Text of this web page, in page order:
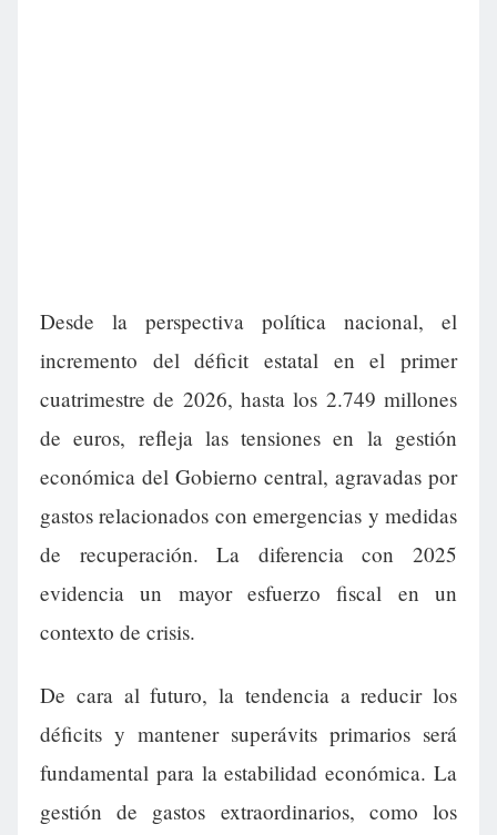
Desde la perspectiva política nacional, el
incremento del déficit estatal en el primer
cuatrimestre de 2026, hasta los 2.749 millones
de euros, refleja las tensiones en la gestión
económica del Gobierno central, agravadas por
gastos relacionados con emergencias y medidas
de recuperación. La diferencia con 2025
evidencia un mayor esfuerzo fiscal en un
contexto de crisis.
De cara al futuro, la tendencia a reducir los
déficits y mantener superávits primarios será
fundamental para la estabilidad económica. La
gestión de gastos extraordinarios, como los